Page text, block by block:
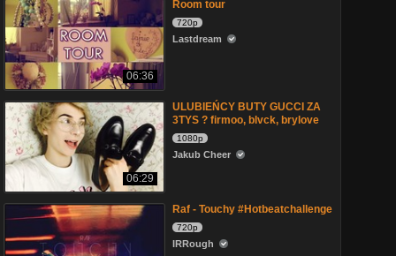
06:36
Room tour
720p
Lastdream
06:29
ULUBIEŃCY BUTY GUCCI ZA
3TYS ? firmoo, blvck, brylove
1080p
Jakub Cheer
Raf - Touchy #Hotbeatchallenge
720p
IRRough